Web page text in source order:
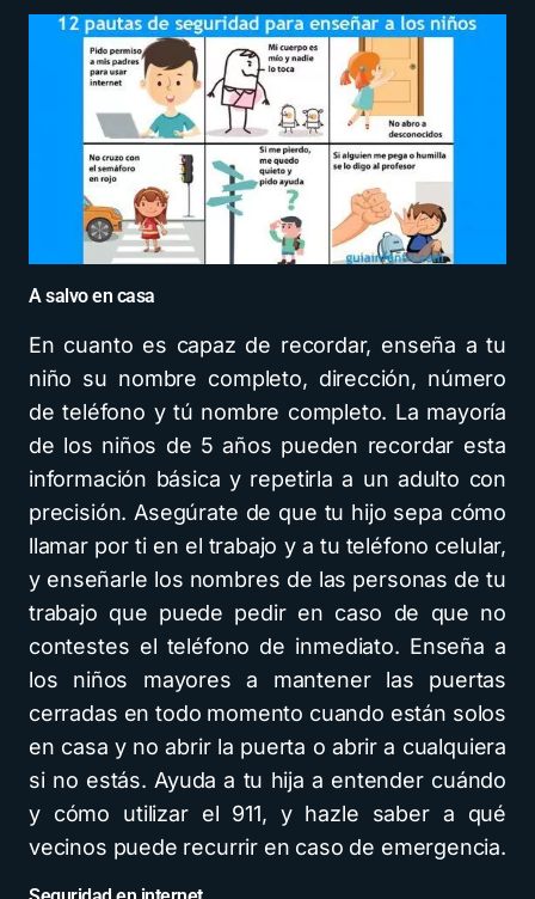
A salvo en casa
En cuanto es capaz de recordar, enseña a tu
niño su nombre completo, dirección, número
de teléfono y tú nombre completo. La mayoría
de los niños de 5 años pueden recordar esta
información básica y repetirla a un adulto con
precisión. Asegúrate de que tu hijo sepa cómo
llamar por ti en el trabajo y a tu teléfono celular,
y enseñarle los nombres de las personas de tu
trabajo que puede pedir en caso de que no
contestes el teléfono de inmediato. Enseña a
los niños mayores a mantener las puertas
cerradas en todo momento cuando están solos
en casa y no abrir la puerta o abrir a cualquiera
si no estás. Ayuda a tu hija a entender cuándo
y cómo utilizar el 911, y hazle saber a qué
vecinos puede recurrir en caso de emergencia.